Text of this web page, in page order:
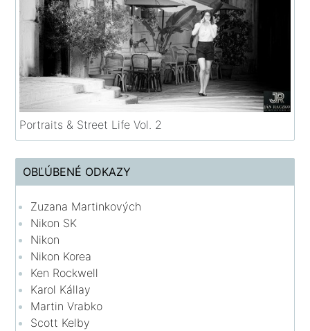
Portraits & Street Life Vol. 2
OBĽÚBENÉ ODKAZY
Zuzana Martinkových
Nikon SK
Nikon
Nikon Korea
Ken Rockwell
Karol Kállay
Martin Vrabko
Scott Kelby